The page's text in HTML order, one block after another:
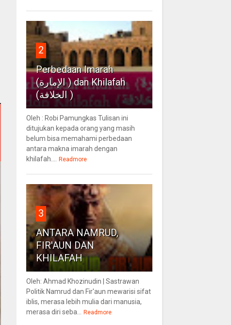
2
Perbedaan Imarah
(الإمارة ) dan Khilafah
(الخلافة )
Oleh : Robi Pamungkas Tulisan ini
ditujukan kepada orang yang masih
belum bisa memahami perbedaan
antara makna imarah dengan
khilafah....
Readmore
3
ANTARA NAMRUD,
FIR'AUN DAN
KHILAFAH
Oleh: Ahmad Khozinudin | Sastrawan
Politik Namrud dan Fir'aun mewarisi sifat
iblis, merasa lebih mulia dari manusia,
merasa diri seba...
Readmore